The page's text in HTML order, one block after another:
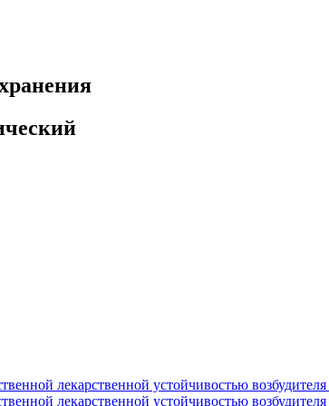
лекарственной устойчивостью
лекарственной устойчивостью